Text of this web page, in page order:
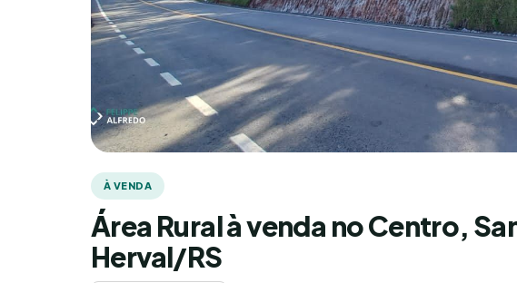
À VENDA
Área Rural à venda no Centro,
Herval/RS